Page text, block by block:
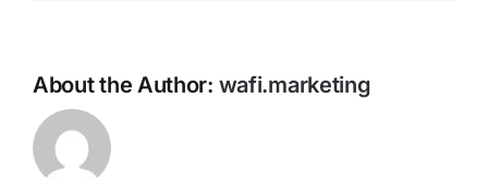
About the Author: wafi.marketing